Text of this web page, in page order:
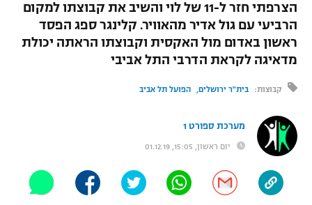
תוצאות
לוח שידורים
"מעל הליגה" – פודקאסט
הפועל תל אביב
הפועל חיפה
הפועל באר שבע
מכבי נתניה
בני יהודה
ליגה סינית
ליגות נוספות
דני אבדיה
שחייה
ג'ודו
UFC
היאבקות WWE
הצרפתי חזר ל-11 של לוי והשיב את קבוצתו למקום
הרביעי עם גול אדיר מהאוויר. קלינגר ספג הפסד
ראשון באדום מול האקסית וקבוצתו הראתה יכולת
מדאיגה לקראת הדרבי התל אביבי
קבוצות: בית"ר ירושלים הפועל תל אביב
מערכת ספורט 1
יום ראשון, 15:05, 01.12.19